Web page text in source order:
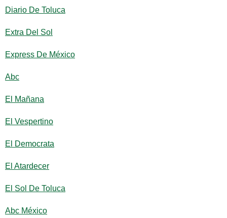
Diario De Toluca
Extra Del Sol
Express De México
Abc
El Mañana
El Vespertino
El Democrata
El Atardecer
El Sol De Toluca
Abc México